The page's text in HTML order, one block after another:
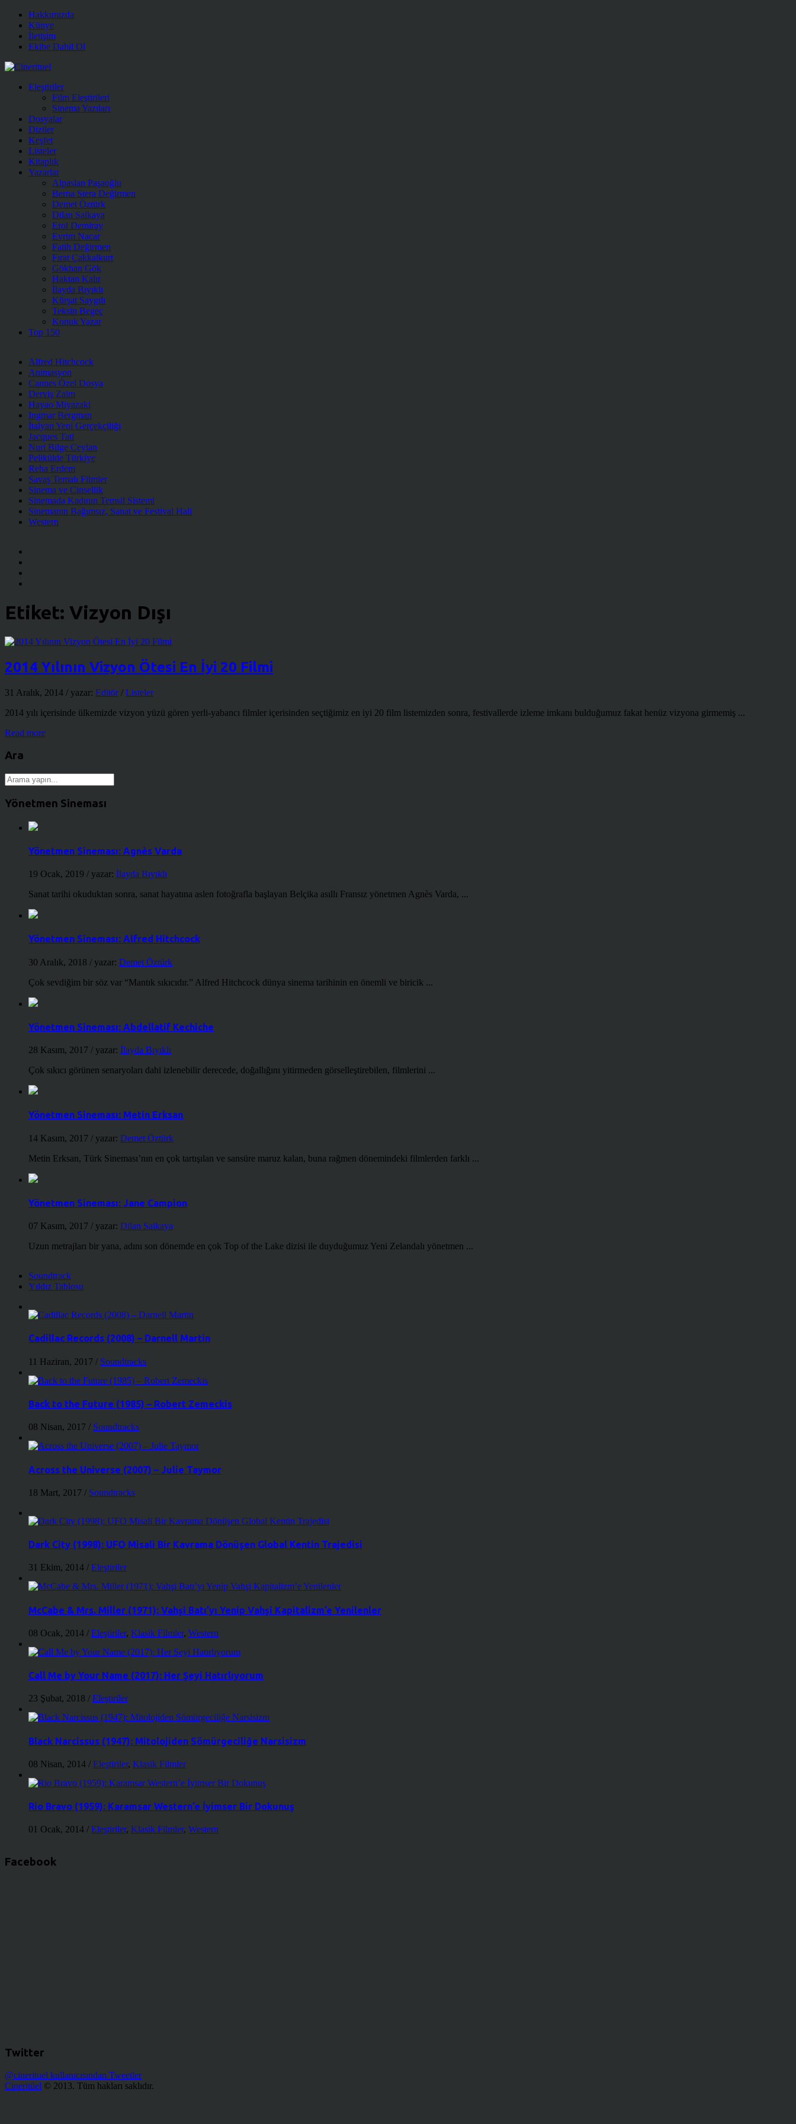
Hakkımızda
Künye
İletişim
Ekibe Dahil Ol
Eleştiriler
Film Eleştirileri
Sinema Yazıları
Dosyalar
Diziler
Keşfet
Listeler
Kitaplık
Yazarlar
Alpaslan Paşaoğlu
Berna Stera Değirmen
Demet Öztürk
Dilan Salkaya
Erol Demiray
Evrim Nacar
Fatih Değirmen
Fırat Çakkalkurt
Gökhan Gök
Haktan Kalır
İlayda Bıyıklı
Kürşat Saygılı
Teksin Begeç
Konuk Yazar
Top 150
Alfred Hitchcock
Animasyon
Cannes Özel Dosya
Derviş Zaim
Hayao Miyazaki
Ingmar Bergman
İtalyan Yeni Gerçekçiliği
Jacques Tati
Nuri Bilge Ceylan
Pelikülde Türkiye
Reha Erdem
Savaş Temalı Filmler
Sinema ve Cinsellik
Sinemada Kadının Temsil Sistemi
Sinemanın Bağımsız, Sanat ve Festival Hali
Western
Etiket: Vizyon Dışı
2014 Yılının Vizyon Ötesi En İyi 20 Filmi
31 Aralık, 2014 / yazar: Editör/ Listeler
2014 yılı içerisinde ülkemizde vizyon yüzü gören yerli-yabancı filmler içerisinden seçtiğimiz en iyi 20 film listemizden sonra, festivallerde izleme imkanı bulduğumuz fakat henüz vizyona girmemiş ...
Read more
Ara
Yönetmen Sineması
Yönetmen Sineması: Agnès Varda
19 Ocak, 2019 / yazar: İlayda Bıyıklı
Sanat tarihi okuduktan sonra, sanat hayatına aslen fotoğrafla başlayan Belçika asıllı Fransız yönetmen Agnès Varda, ...
Yönetmen Sineması: Alfred Hitchcock
30 Aralık, 2018 / yazar: Demet Öztürk
Çok sevdiğim bir söz var “Mantık sıkıcıdır.” Alfred Hitchcock dünya sinema tarihinin en önemli ve biricik ...
Yönetmen Sineması: Abdellatif Kechiche
28 Kasım, 2017 / yazar: İlayda Bıyıklı
Çok sıkıcı görünen senaryoları dahi izlenebilir derecede, doğallığını yitirmeden görselleştirebilen, filmlerini ...
Yönetmen Sineması: Metin Erksan
14 Kasım, 2017 / yazar: Demet Öztürk
Metin Erksan, Türk Sineması’nın en çok tartışılan ve sansüre maruz kalan, buna rağmen dönemindeki filmlerden farklı ...
Yönetmen Sineması: Jane Campion
07 Kasım, 2017 / yazar: Dilan Salkaya
Uzun metrajları bir yana, adını son dönemde en çok Top of the Lake dizisi ile duyduğumuz Yeni Zelandalı yönetmen ...
Soundtrack
Yıldız Tablosu
Cadillac Records (2008) – Darnell Martin
11 Haziran, 2017 / Soundtracks
Back to the Future (1985) – Robert Zemeckis
08 Nisan, 2017 / Soundtracks
Across the Universe (2007) – Julie Taymor
18 Mart, 2017 / Soundtracks
Dark City (1998): UFO Misali Bir Kavrama Dönüşen Global Kentin Trajedisi
31 Ekim, 2014 / Eleştiriler
McCabe & Mrs. Miller (1971): Vahşi Batı’yı Yenip Vahşi Kapitalizm’e Yenilenler
08 Ocak, 2014 / Eleştiriler, Klasik Filmler, Western
Call Me by Your Name (2017): Her Şeyi Hatırlıyorum
23 Şubat, 2018 / Eleştiriler
Black Narcissus (1947): Mitolojiden Sömürgeciliğe Narsisizm
08 Nisan, 2014 / Eleştiriler, Klasik Filmler
Rio Bravo (1959): Karamsar Western’e İyimser Bir Dokunuş
01 Ocak, 2014 / Eleştiriler, Klasik Filmler, Western
Facebook
Twitter
@cinerituel kullanıcısından Tweetler
Cineritüel © 2013. Tüm hakları saklıdır.